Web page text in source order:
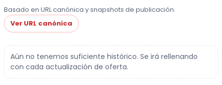
Basado en URL canónica y snapshots de publicación.
Ver URL canónica
Aún no tenemos suficiente histórico. Se irá rellenando
con cada actualización de oferta.